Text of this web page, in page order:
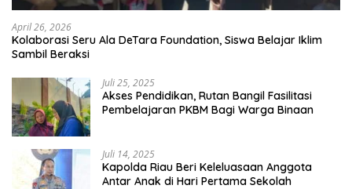
April 26, 2026
Kolaborasi Seru Ala DeTara Foundation, Siswa Belajar Iklim
Sambil Beraksi
Juli 25, 2025
Akses Pendidikan, Rutan Bangil Fasilitasi
Pembelajaran PKBM Bagi Warga Binaan
Juli 14, 2025
Kapolda Riau Beri Keleluasaan Anggota
Antar Anak di Hari Pertama Sekolah